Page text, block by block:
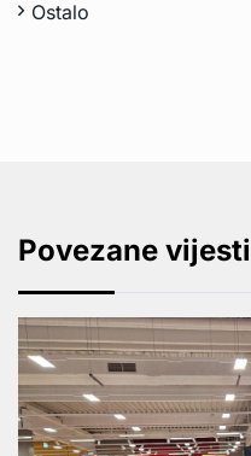
Ostalo
Povezane vijesti